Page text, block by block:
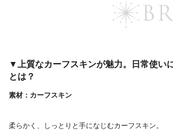
▼上質なカーフスキンが魅力。日常使い
とは？
素材：カーフスキン
柔らかく、しっとりと手になじむカーフスキン。